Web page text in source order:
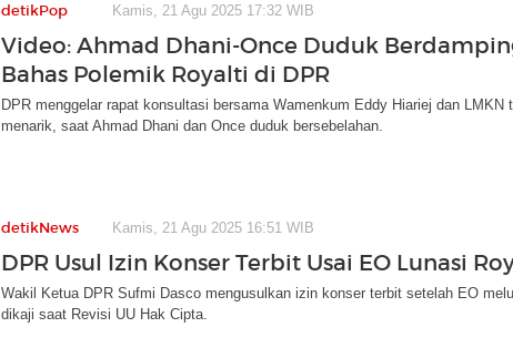
detikPop Kamis, 21 Agu 2025 17:32 WIB
Video: Ahmad Dhani-Once Duduk
Bahas Polemik Royalti di DPR
DPR menggelar rapat konsultasi bersama Wamenkum Eddy Hiariej dan LMKN
menarik, saat Ahmad Dhani dan Once duduk bersebelahan.
detikNews Kamis, 21 Agu 2025 16:51 WIB
DPR Usul Izin Konser Terbit Usai EO Lunasi
Wakil Ketua DPR Sufmi Dasco mengusulkan izin konser terbit setelah EO
dikaji saat Revisi UU Hak Cipta.